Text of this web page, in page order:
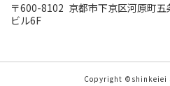
〒600-8102 京都市下京区河原町五
ビル6F
Copyright ©shinkeiei